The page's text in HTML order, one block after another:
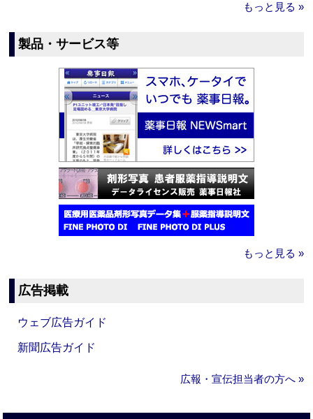
もっと見る »
製品・サービス等
もっと見る »
広告掲載
ウェブ広告ガイド
新聞広告ガイド
広報・宣伝担当者の方へ »